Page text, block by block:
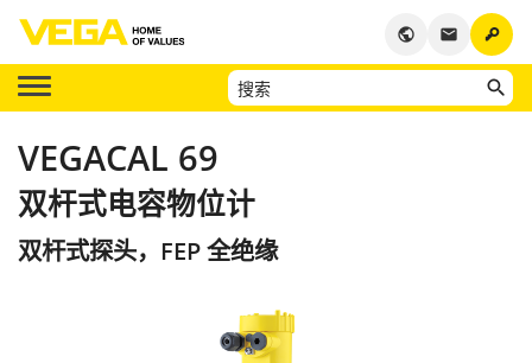
key
email
public
VEGACAL 69
双杆式电容物位计
双杆式探头，FEP 全绝缘